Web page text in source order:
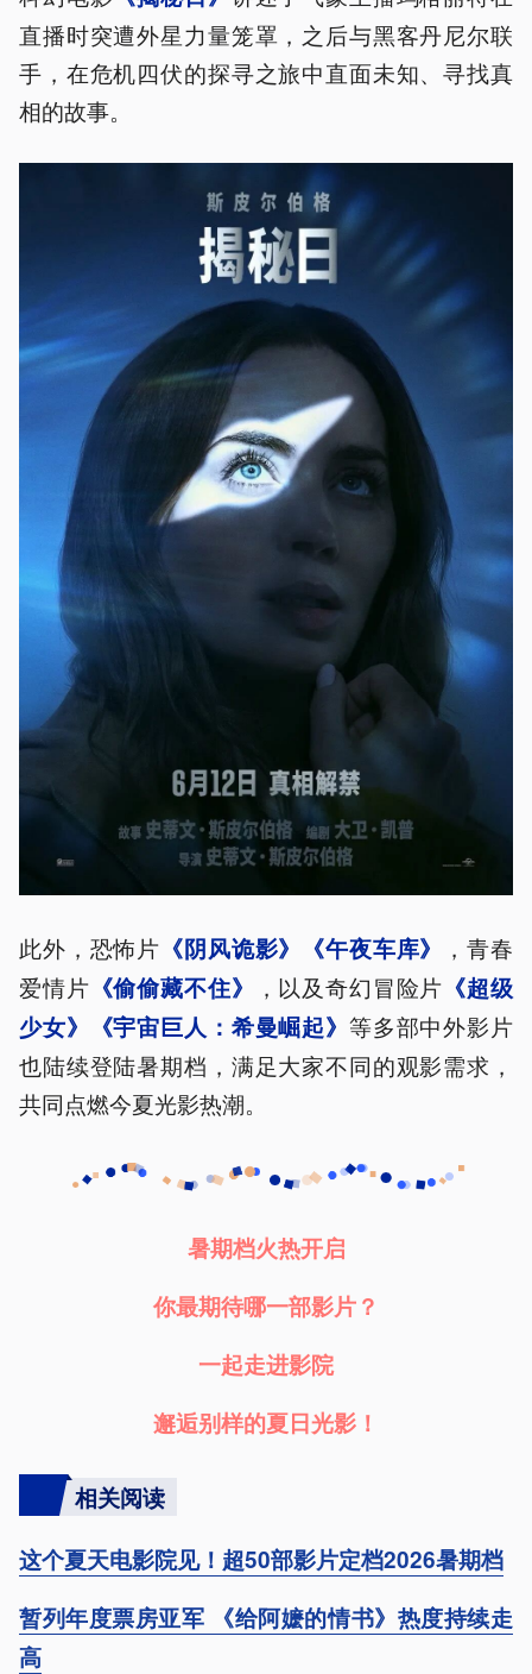
直播时突遭外星力量笼罩，之后与黑客丹尼尔联
手，在危机四伏的探寻之旅中直面未知、寻找真
相的故事。
此外，恐怖片 《阴风诡影》《午夜车库》
，青春
爱情片 《偷偷藏不住》 ，以及奇幻冒险片 《超级
少女》《宇宙巨人：希曼崛起》 等多部中外影片
也陆续登陆暑期档，满足大家不同的观影需求，
共同点燃今夏光影热潮。
暑期档火热开启
你最期待哪一部影片？
一起走进影院
邂逅别样的夏日光影！
相关阅读
这个夏天电影院见！超50部影片定档2026暑期档
暂列年度票房亚军 《给阿嬷的情书》热度持续走
高